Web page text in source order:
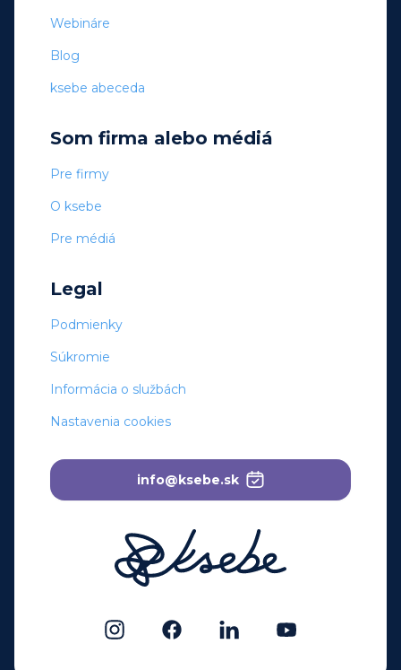
Webináre
Blog
ksebe abeceda
Som firma alebo médiá
Pre firmy
O ksebe
Pre médiá
Legal
Podmienky
Súkromie
Informácia o službách
Nastavenia cookies
info@ksebe.sk